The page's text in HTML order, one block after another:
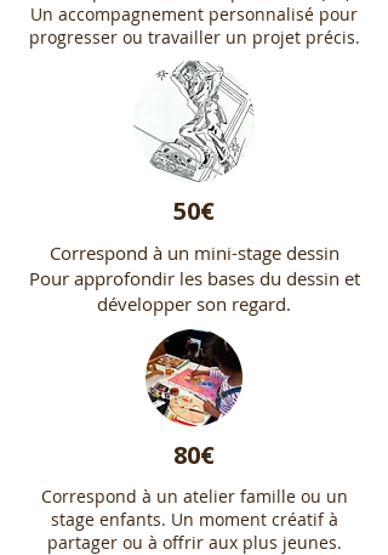
Un accompagnement personnalisé pour
progresser ou travailler un projet précis.
50€
Correspond à un mini-stage dessin
Pour approfondir les bases du dessin et
développer son regard.
80€
Correspond à un atelier famille ou un
stage enfants. Un moment créatif à
partager ou à offrir aux plus jeunes.